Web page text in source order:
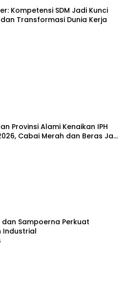
Kompetensi SDM Jadi Kunci
Transformasi Dunia Kerja
Provinsi Alami Kenaikan IPH
Cabai Merah dan Beras Jadi
dan Sampoerna Perkuat
Industrial